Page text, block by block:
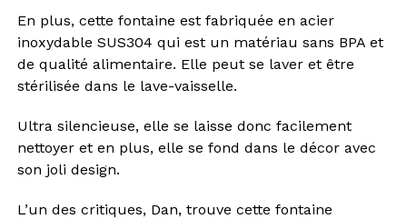
En plus, cette fontaine est fabriquée en acier
inoxydable SUS304 qui est un matériau sans BPA et
de qualité alimentaire. Elle peut se laver et être
stérilisée dans le lave-vaisselle.
Ultra silencieuse, elle se laisse donc facilement
nettoyer et en plus, elle se fond dans le décor avec
son joli design.
L’un des critiques, Dan, trouve cette fontaine